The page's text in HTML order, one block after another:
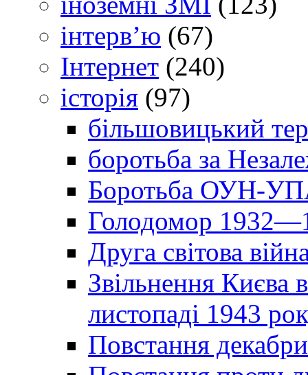
інтерв’ю (67)
Інтернет (240)
історія (97)
більшовицький
боротьба за
Боротьба ОУН-УПА
Голодомор
Друга світова
Звільнення Києва
листопаді 1943
Повстання